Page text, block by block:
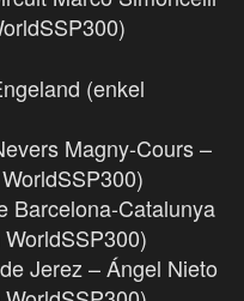
(enkel
Magny-Cours –
Barcelona-Catalunya
Jerez – Ángel Nieto